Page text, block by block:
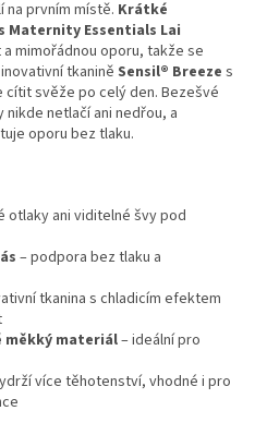
prvním místě. Krátké
Maternity Essentials Lai
mimořádnou oporu, takže se
tkanině Sensil® Breeze s
svěže po celý den. Bezešvé
netlačí ani nedřou, a
oporu bez tlaku.
otlaky ani viditelné švy pod
– podpora bez tlaku a
tkanina s chladicím efektem
měkký materiál– ideální pro
více těhotenství, vhodné i pro